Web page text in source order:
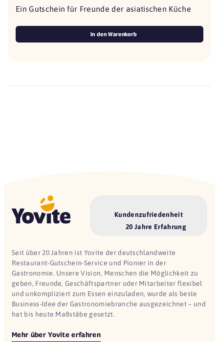
Ein Gutschein für Freunde der asiatischen Küche
In den Warenkorb
Kundenzufriedenheit
20 Jahre Erfahrung
Seit über 20 Jahren ist Yovite der deutschlandweite
Restaurant-Gutschein-Service und Pionier in der
Gastronomie. Unsere Vision, Menschen die Möglichkeit zu
geben, Freunde, Geschäftspartner oder Mitarbeiter flexibel
und unkompliziert zum Essen einzuladen, wurde als beste
Business-Idee der Gastronomiebranche ausgezeichnet – und
hat bis heute Maßstäbe gesetzt.
Mehr über Yovite erfahren